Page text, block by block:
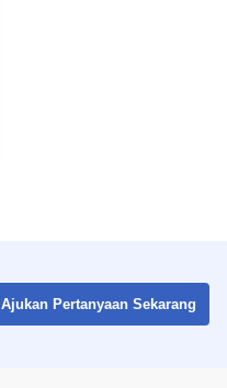
Ajukan Pertanyaan Sekarang